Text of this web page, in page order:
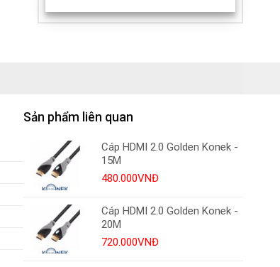
Sản phẩm liên quan
Cáp HDMI 2.0 Golden Konek -
15M
480.000VNĐ
Cáp HDMI 2.0 Golden Konek -
20M
720.000VNĐ